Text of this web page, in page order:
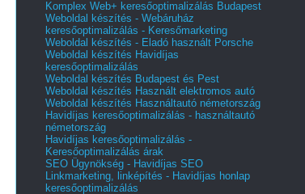
Komplex Web+ keresőoptimalizálás Budapest
Weboldal készítés - Webáruház
keresőoptimalizálás - Keresőmarketing
Weboldal készítés - Eladó használt Porsche
Weboldal készítés Havidíjas
keresőoptimalizálás
Weboldal készítés Budapest és Pest
Weboldal készítés Használt elektromos autó
Weboldal készítés Használtautó németország
Havidíjas keresőoptimalizálás - használtautó
németország
Havidíjas keresőoptimalizálás -
Keresőoptimalizálás árak
SEO Ügynökség - Havidíjas SEO
Linkmarketing, linképítés - Havidíjas honlap
keresőoptimalizálás